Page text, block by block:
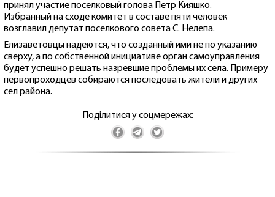
принял участие поселковый голова Петр Кияшко.
Избранный на сходе комитет в составе пяти человек
возглавил депутат поселкового совета С. Нелепа.
Елизаветовцы надеются, что созданный ими не по указанию
сверху, а по собственной инициативе орган самоуправления
будет успешно решать назревшие проблемы их села. Примеру
первопроходцев собираются последовать жители и других
сел района.
Поділитися у соцмережах: